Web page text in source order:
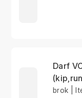
Darf
brok |